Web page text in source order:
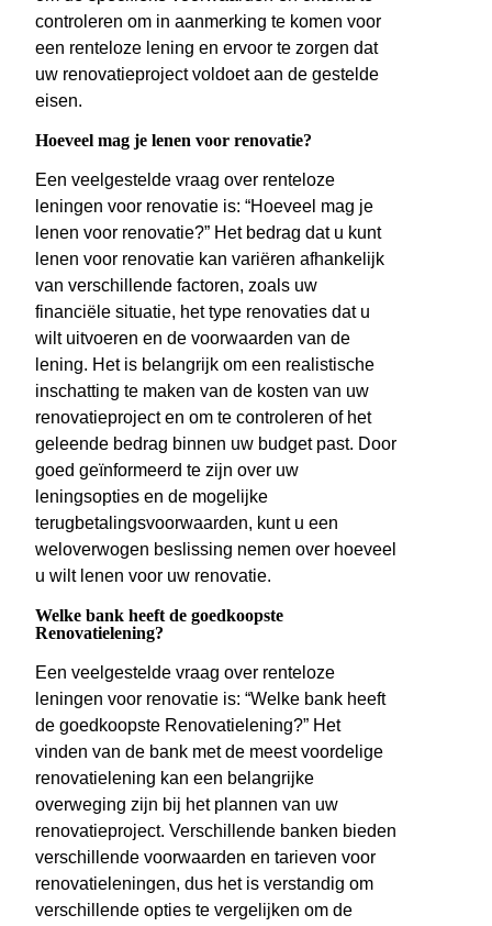
controleren om in aanmerking te komen voor
een renteloze lening en ervoor te zorgen dat
uw renovatieproject voldoet aan de gestelde
eisen.
Hoeveel mag je lenen voor renovatie?
Een veelgestelde vraag over renteloze
leningen voor renovatie is: “Hoeveel mag je
lenen voor renovatie?” Het bedrag dat u kunt
lenen voor renovatie kan variëren afhankelijk
van verschillende factoren, zoals uw
financiële situatie, het type renovaties dat u
wilt uitvoeren en de voorwaarden van de
lening. Het is belangrijk om een realistische
inschatting te maken van de kosten van uw
renovatieproject en om te controleren of het
geleende bedrag binnen uw budget past. Door
goed geïnformeerd te zijn over uw
leningsopties en de mogelijke
terugbetalingsvoorwaarden, kunt u een
weloverwogen beslissing nemen over hoeveel
u wilt lenen voor uw renovatie.
Welke bank heeft de goedkoopste
Renovatielening?
Een veelgestelde vraag over renteloze
leningen voor renovatie is: “Welke bank heeft
de goedkoopste Renovatielening?” Het
vinden van de bank met de meest voordelige
renovatielening kan een belangrijke
overweging zijn bij het plannen van uw
renovatieproject. Verschillende banken bieden
verschillende voorwaarden en tarieven voor
renovatieleningen, dus het is verstandig om
verschillende opties te vergelijken om de